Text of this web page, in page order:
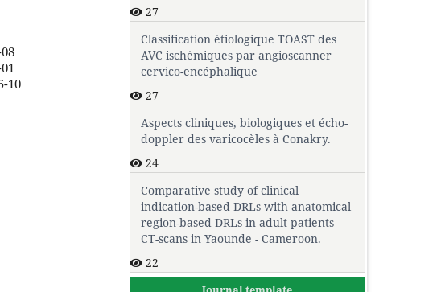
10
27
Classification étiologique TOAST des
AVC ischémiques par angioscanner
cervico-encéphalique
27
Aspects cliniques, biologiques et écho-
doppler des varicocèles à Conakry.
24
Comparative study of clinical
indication-based DRLs with anatomical
region-based DRLs in adult patients
CT-scans in Yaounde - Cameroon.
22